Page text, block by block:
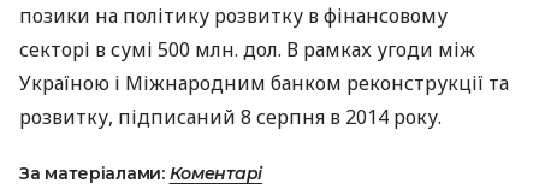
позики на політику розвитку в фінансовому
секторі в сумі 500 млн. дол. В рамках угоди між
Україною і Міжнародним банком реконструкції та
розвитку, підписаний 8 серпня в 2014 року.
За матеріалами: Коментарі